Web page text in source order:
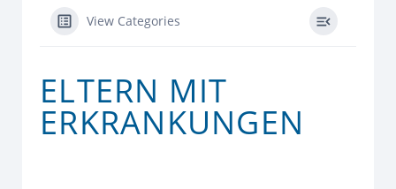
View Categories
ELTERN MIT
ERKRANKUNGEN